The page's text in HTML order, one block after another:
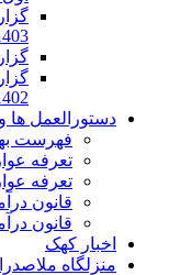
دستورالعمل ها
فهرست
تعرفه
تعرفه
قانون
قانون
اخبار کهک
منزلگاه ملاصدرا